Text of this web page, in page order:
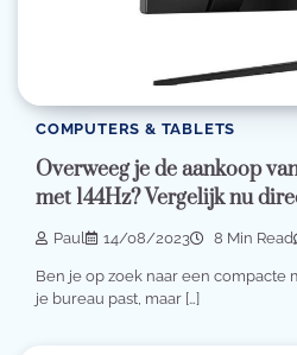
COMPUTERS & TABLETS
Overweeg je de aankoop
met 144Hz? Vergelijk nu
Paul 14/08/2023 8 Min Read
Ben je op zoek naar een compacte
je bureau past, maar […]